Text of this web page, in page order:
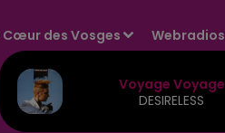
Cœur des Vosges Webradios
Voyage Voyage
DESIRELESS